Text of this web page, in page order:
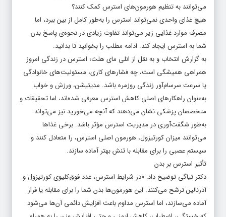
می‌توانند به تنظیم هورمون‌های استرس کمک کنند؟
هیچ غذای واحدی نمی‌تواند استرس را به‌طور کامل از بین ببرد، اما
مصرف موارد غذایی زیر می‌تواند تفاوت زیادی در نحوه‌ی پاسخ بدن
شما به استرس ایجاد کند. ادامه مطلب را بخوانید تا بدانید.
به گزارش انتخاب و به نقل از انلی مای هلث؛ استرس در زندگی امروز
همراهی همیشگی است، چه فشارهای کاری، مسئولیت‌های خانوادگی
یا سرعت سرسام‌آور زندگی روزمره باشد. مدیتیشن، ورزش و خواب
به‌عنوان راهکارهای اصلی کاهش استرس معرفی شده‌اند، اما تحقیقات و
متخصصان پزشکی نشان می‌دهند که آنچه می‌خورید نیز می‌تواند
به‌طور شگفت‌آوری در مدیریت استرس مؤثر باشد. برخی غذاها
می‌توانند میزان کورتیزول، هورمون اصلی استرس، را متعادل کنند و
سیستم عصبی را برای مقابله با تنش بهتر آماده سازند.
تأثیر استرس بر بدن
دکتر تیاگی توضیح داد: «در شرایط استرس، غدد فوق‌کلیوی کورتیزول و
آدرنالین ترشح می‌کنند. این هورمون‌ها بدن شما را برای مقابله یا فرار
آماده می‌سازند، اما استرس مداوم باعث افزایش دائمی آن‌ها می‌شود